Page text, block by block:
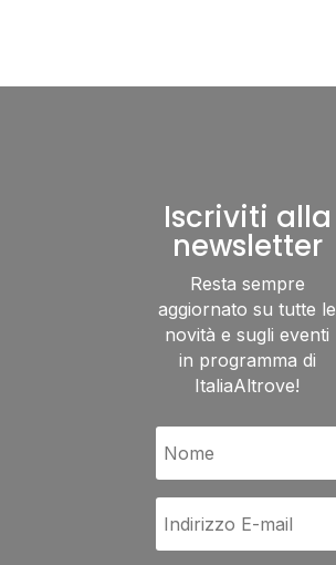
Iscriviti alla
newsletter
Resta sempre
aggiornato su tutte le
novità e sugli eventi
in programma di
ItaliaAltrove!